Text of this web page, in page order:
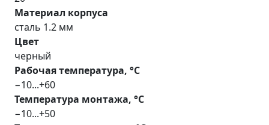
Материал корпуса
сталь 1.2 мм
Цвет
черный
Рабочая температура, °С
−10...+60
Температура монтажа, °С
−10...+50